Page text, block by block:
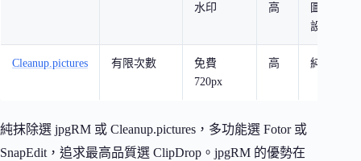
水印
高
圖、範本
設計
Cleanup.pictures 有限次數
免費
720px
高 純抹除
純抹除選 jpgRM 或 Cleanup.pictures，多功能選 Fotor 或
SnapEdit，追求最高品質選 ClipDrop。jpgRM 的優勢在